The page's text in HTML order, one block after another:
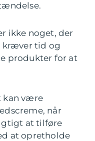
ikke noget, der
kræver tid og
produkter for at
kan være
når
at tilføre
at opretholde